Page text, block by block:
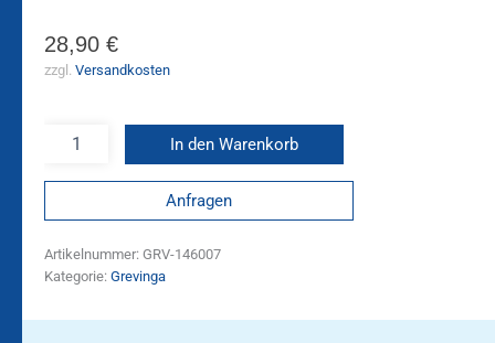
28,90 €
zzgl. Versandkosten
In den Warenkorb
Anfragen
Artikelnummer: GRV-146007
Kategorie: Grevinga